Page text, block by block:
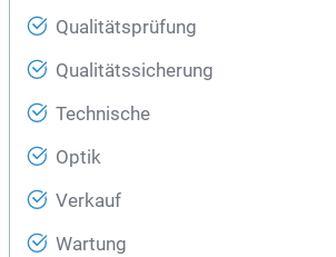
Qualitätsprüfung
Qualitätssicherung
Technische
Optik
Verkauf
Wartung